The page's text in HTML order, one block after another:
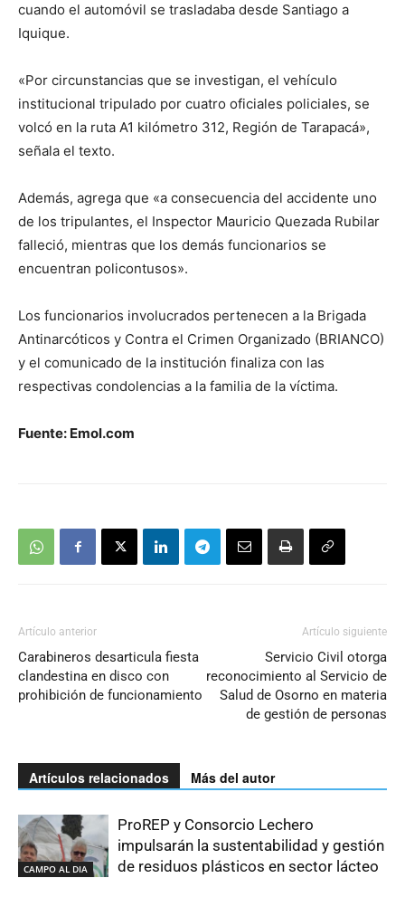
cuando el automóvil se trasladaba desde Santiago a
Iquique.
«Por circunstancias que se investigan, el vehículo
institucional tripulado por cuatro oficiales policiales, se
volcó en la ruta A1 kilómetro 312, Región de Tarapacá»,
señala el texto.
Además, agrega que «a consecuencia del accidente uno
de los tripulantes, el Inspector Mauricio Quezada Rubilar
falleció, mientras que los demás funcionarios se
encuentran policontusos».
Los funcionarios involucrados pertenecen a la Brigada
Antinarcóticos y Contra el Crimen Organizado (BRIANCO)
y el comunicado de la institución finaliza con las
respectivas condolencias a la familia de la víctima.
Fuente: Emol.com
Artículo anterior
Carabineros desarticula fiesta
clandestina en disco con
prohibición de funcionamiento
Artículo siguiente
Servicio Civil otorga
reconocimiento al Servicio de
Salud de Osorno en materia
de gestión de personas
Artículos relacionados Más del autor
CAMPO AL DIA
ProREP y Consorcio Lechero
impulsarán la sustentabilidad y gestión
de residuos plásticos en sector lácteo